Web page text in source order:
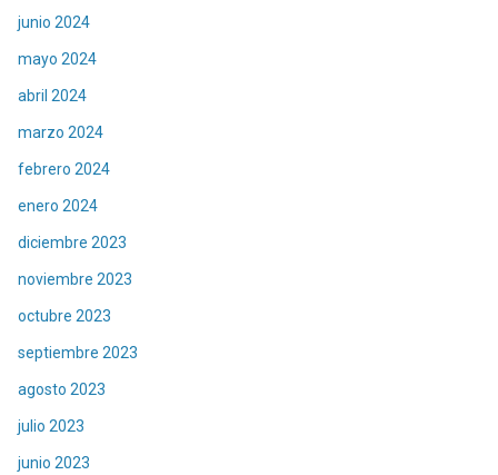
junio 2024
mayo 2024
abril 2024
marzo 2024
febrero 2024
enero 2024
diciembre 2023
noviembre 2023
octubre 2023
septiembre 2023
agosto 2023
julio 2023
junio 2023